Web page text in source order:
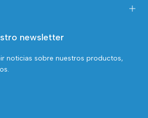
newsletter
noticias sobre nuestros productos,